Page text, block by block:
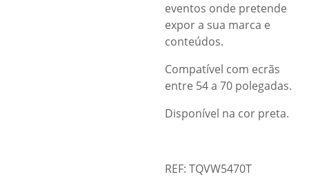
eventos onde pretende
expor a sua marca e
conteúdos.
Compatível com ecrãs
entre 54 a 70 polegadas.
Disponível na cor preta.
REF: TQVW5470T